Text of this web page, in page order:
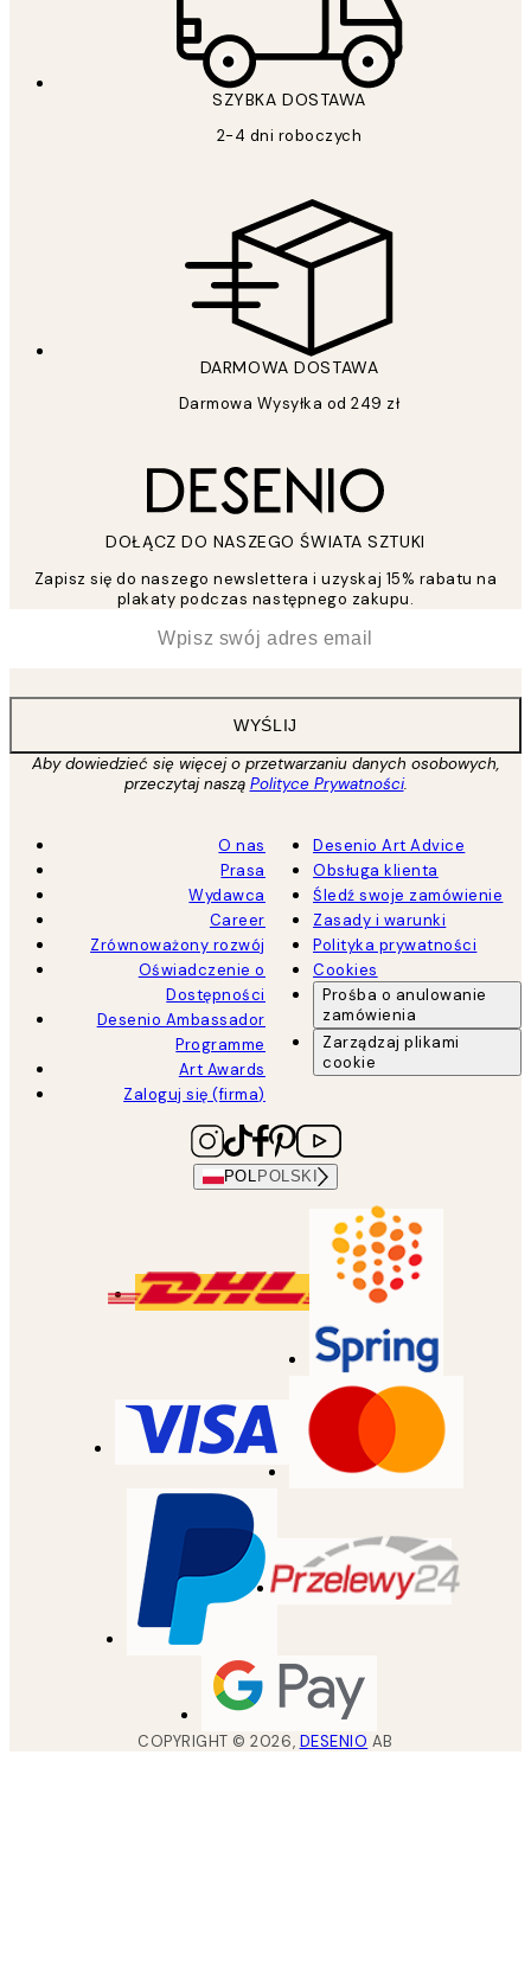
SZYBKA DOSTAWA
2-4 dni roboczych
DARMOWA DOSTAWA
Darmowa Wysyłka od 249 zł
DOŁĄCZ DO NASZEGO ŚWIATA SZTUKI
Zapisz się do naszego newslettera i uzyskaj 15% rabatu na
plakaty podczas następnego zakupu.
WYŚLIJ
Aby dowiedzieć się więcej o przetwarzaniu danych osobowych,
przeczytaj naszą Polityce Prywatności.
O nas
Prasa
Wydawca
Career
Zrównoważony rozwój
Oświadczenie o
Dostępności
Desenio Ambassador
Programme
Art Awards
Zaloguj się (firma)
Desenio Art Advice
Obsługa klienta
Śledź swoje zamówienie
Zasady i warunki
Polityka prywatności
Cookies
Prośba o anulowanie
zamówienia
Zarządzaj plikami
cookie
POL POLSKI
COPYRIGHT ©2026, DESENIO AB